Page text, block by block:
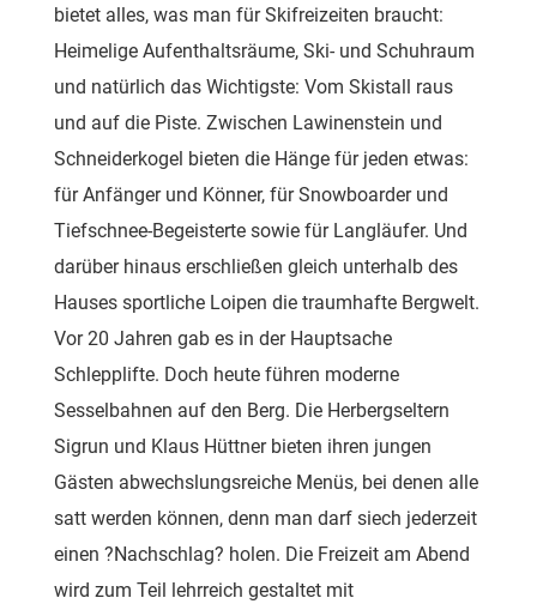
bietet alles, was man für Skifreizeiten braucht:
Heimelige Aufenthaltsräume, Ski- und Schuhraum
und natürlich das Wichtigste: Vom Skistall raus
und auf die Piste. Zwischen Lawinenstein und
Schneiderkogel bieten die Hänge für jeden etwas:
für Anfänger und Könner, für Snowboarder und
Tiefschnee-Begeisterte sowie für Langläufer. Und
darüber hinaus erschließen gleich unterhalb des
Hauses sportliche Loipen die traumhafte Bergwelt.
Vor 20 Jahren gab es in der Hauptsache
Schlepplifte. Doch heute führen moderne
Sesselbahnen auf den Berg. Die Herbergseltern
Sigrun und Klaus Hüttner bieten ihren jungen
Gästen abwechslungsreiche Menüs, bei denen alle
satt werden können, denn man darf siech jederzeit
einen ?Nachschlag? holen. Die Freizeit am Abend
wird zum Teil lehrreich gestaltet mit